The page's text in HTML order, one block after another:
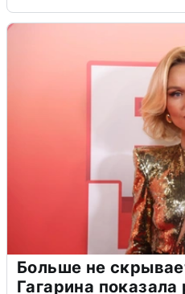
Больше не
Гагарина